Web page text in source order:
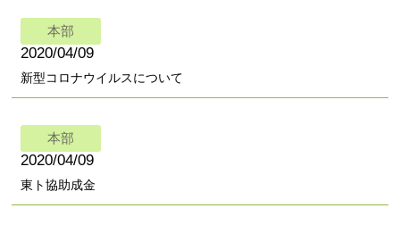
本部
2020/04/09
新型コロナウイルスについて
本部
2020/04/09
東ト協助成金